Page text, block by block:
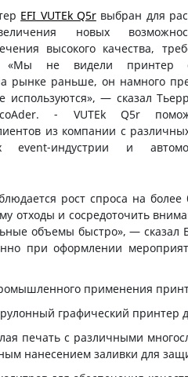
EFI VUTEk Q5rвыбран для
новых
высокого качества,
«Мы не видели принтер
рынке раньше, он намного
используются», — сказал
- VUTEk Q5r
из компании с
индустрии и
рост спроса на
отходы и сосредоточить
объемы быстро», —
при оформлении
применения
графический принтер
печать с различными
нанесением заливки для